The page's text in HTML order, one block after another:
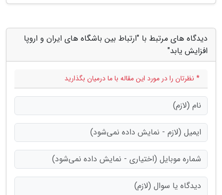
دیدگاه های مرتبط با "ارتباط بین باشگاه های ایران و اروپا
افزایش یابد"
* نظرتان را در مورد این مقاله با ما درمیان بگذارید